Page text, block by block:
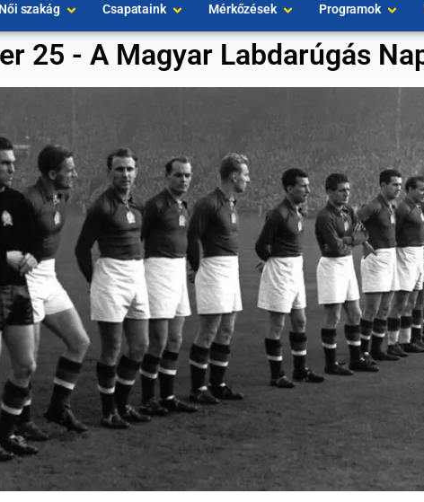
Női szakág Csapataink Mérkőzések Programok
25 - A Magyar Labdarúgás